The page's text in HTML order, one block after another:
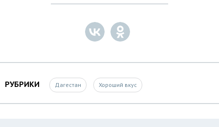
РУБРИКИ Дагестан Хороший вкус